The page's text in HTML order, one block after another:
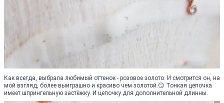
Как всегда, выбрала любимый оттенок - розовое золото. И смотрится он, на
мой взгляд, более выиграшно и красиво чем золотой.😏 Тонкая цепочка
имеет шпрингельную застёжку. И цепочку для дополнительной длинны.